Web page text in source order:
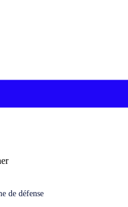
de défense